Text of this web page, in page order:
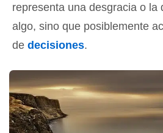
representa una desgracia o la
algo, sino que posiblemente
de decisiones.